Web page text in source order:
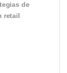
de
retail.